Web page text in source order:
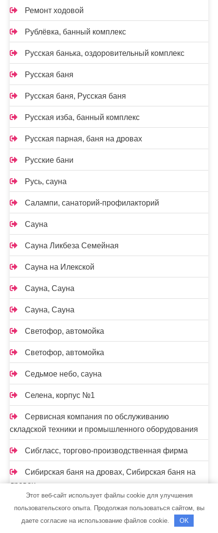
Ремонт ходовой
Рублёвка, банный комплекс
Русская банька, оздоровительный комплекс
Русская баня
Русская баня, Русская баня
Русская изба, банный комплекс
Русская парная, баня на дровах
Русские бани
Русь, сауна
Салампи, санаторий-профилакторий
Сауна
Сауна Ликбеза Семейная
Сауна на Илекской
Сауна, Сауна
Сауна, Сауна
Светофор, автомойка
Светофор, автомойка
Седьмое небо, сауна
Селена, корпус №1
Сервисная компания по обслуживанию
складской техники и промышленного оборудования
Сибгласс, торгово-производственная фирма
Сибирская баня на дровах, Сибирская баня на
дровах
Сибирская баня на дровах, Сибирская баня на
дровах
Этот веб-сайт использует файлы cookie для улучшения
пользовательского опыта. Продолжая пользоваться сайтом, вы
даете согласие на использование файлов cookie.
OK